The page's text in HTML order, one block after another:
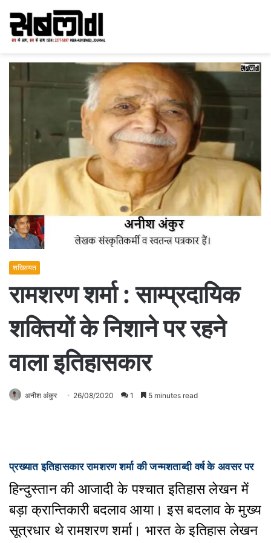
शख्सियत
रामशरण शर्मा : साम्प्रदायिक
शक्तियों के निशाने पर रहने
वाला इतिहासकार
अनीश अंकुर 26/08/2020 1 5 minutes read
प्रख्यात इतिहासकार रामशरण शर्मा की जन्मशताब्दी वर्ष के अवसर पर
हिन्दुस्तान की आजादी के पश्चात इतिहास लेखन में
बड़ा क्रान्तिकारी बदलाव आया। इस बदलाव के मुख्य
सूत्रधार थे रामशरण शर्मा। भारत के इतिहास लेखन